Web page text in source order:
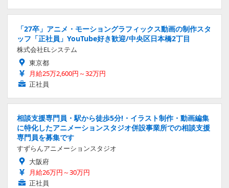
「27卒」アニメ・モーショングラフィックス動画の制作スタ
ッフ「正社員」YouTube好き歓迎/中央区日本橋2丁目
株式会社ELシステム
東京都
月給25万2,600円～32万円
正社員
相談支援専門員・駅から徒歩5分!・イラスト制作・動画編集
に特化したアニメーションスタジオ併設事業所での相談支援
専門員を募集です
すずらんアニメーションスタジオ
大阪府
月給26万円～30万円
正社員